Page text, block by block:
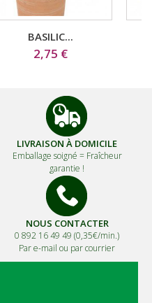
BASILIC...
2,75 €
LIVRAISON À DOMICILE
Emballage soigné = Fraîcheur
garantie !
NOUS CONTACTER
0 892 16 49 49 (0,35€/min.)
Par e-mail ou par courrier